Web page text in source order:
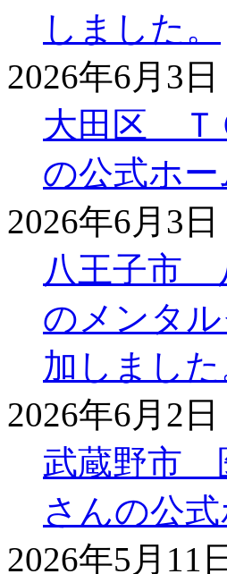
しました。
2026年6月3日
大田区 Ｔ
の公式ホ
2026年6月3日
八王子市
のメンタ
加しました
2026年6月2日
武蔵野市
さんの公
2026年5月11